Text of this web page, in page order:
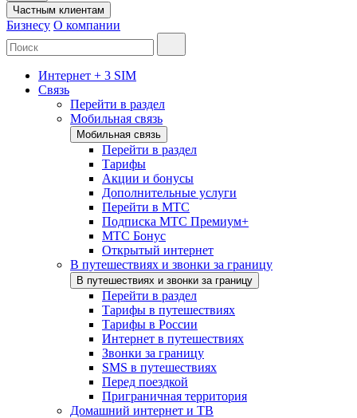
Частным клиентам
Бизнесу О компании
Интернет + 3 SIM
Связь
Перейти в раздел
Мобильная связь
Мобильная связь
Перейти в раздел
Тарифы
Акции и бонусы
Дополнительные услуги
Перейти в МТС
Подписка МТС Премиум+
МТС Бонус
Открытый интернет
В путешествиях и звонки за границу
В путешествиях и звонки за границу
Перейти в раздел
Тарифы в путешествиях
Тарифы в России
Интернет в путешествиях
Звонки за границу
SMS в путешествиях
Перед поездкой
Приграничная территория
Домашний интернет и ТВ